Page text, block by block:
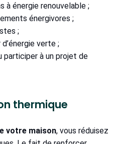
à énergie renouvelable ;
énergivores ;
;
verte ;
participer à un projet de
thermique
votre maison, vous réduisez